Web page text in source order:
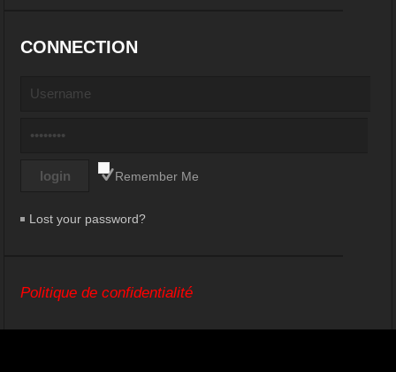
CONNECTION
Remember Me
Lost your password?
Politique de confidentialité